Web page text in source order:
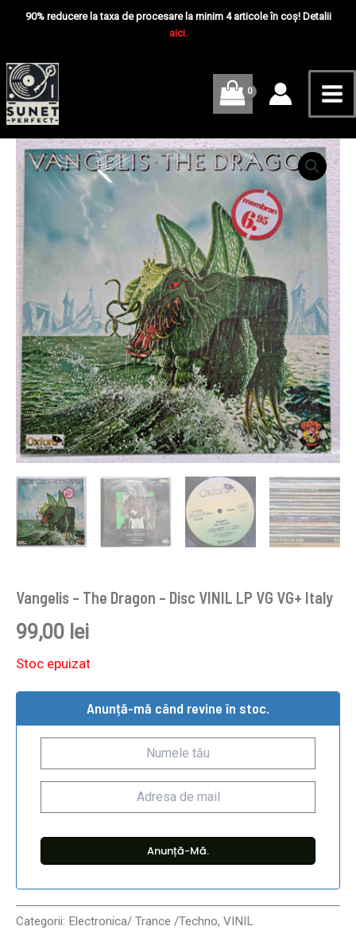
90% reducere la taxa de procesare la minim 4 articole în coș! Detalii
aici.
Vangelis – The Dragon – Disc VINIL LP VG VG+ Italy
99,00 lei
Stoc epuizat
Anunță-mă când revine în stoc.
Categorii: Electronica/ Trance /Techno, VINIL